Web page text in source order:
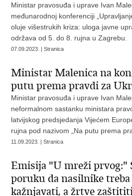
Ministar pravosuđa i uprave Ivan
međunarodnoj konferenciji
oluje višestrukih kriza: uloga javne
održava od 5. do 8. rujna u Zagrebu.
07.09.2023. | Stranica
Ministar Malenica na
putu prema pravdi za
Ministar pravosuđa i uprave Ivan
neformalnom sastanku ministara
latvijskog predsjedanja Vijećem
rujna pod nazivom „Na putu prema
11.09.2023. | Stranica
Emisija "U mreži prvog:"
poruku da nasilnike
kažnjavati, a žrtve